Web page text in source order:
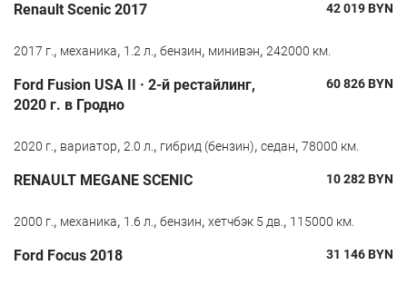
Renault Scenic 2017 42 019BYN
2017 г., механика, 1.2 л., бензин, минивэн, 242000 км.
Ford Fusion USA II · 2-й рестайлинг,
2020 г. в Гродно
60 826BYN
2020 г., вариатор, 2.0 л., гибрид (бензин), седан, 78000 км.
RENAULT MEGANE SCENIC 10 282BYN
2000 г., механика, 1.6 л., бензин, хетчбэк 5 дв., 115000 км.
Ford Focus 2018 31 146BYN